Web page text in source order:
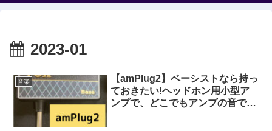
2023-01
音楽
【amPlug2】ベーシストなら持っ
ておきたい!ヘッドホン用小型ア
ンプで、どこでもアンプの音で練